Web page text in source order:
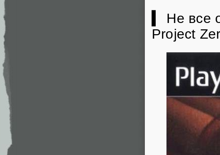
▍ Не все
Project